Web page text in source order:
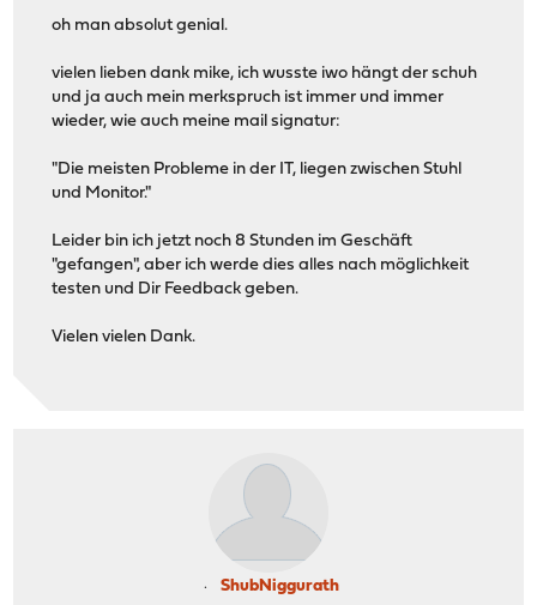
oh man absolut genial.
vielen lieben dank mike, ich wusste iwo hängt der schuh
und ja auch mein merkspruch ist immer und immer
wieder, wie auch meine mail signatur:
"Die meisten Probleme in der IT, liegen zwischen Stuhl
und Monitor."
Leider bin ich jetzt noch 8 Stunden im Geschäft
"gefangen", aber ich werde dies alles nach möglichkeit
testen und Dir Feedback geben.
Vielen vielen Dank.
ShubNiggurath